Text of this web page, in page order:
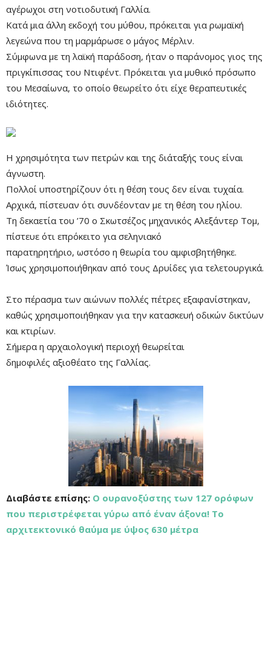
αγέρωχοι στη νοτιοδυτική Γαλλία.
Κατά μια άλλη εκδοχή του μύθου, πρόκειται για ρωμαϊκή
λεγεώνα που τη μαρμάρωσε ο μάγος Μέρλιν.
Σύμφωνα με τη λαϊκή παράδοση, ήταν ο παράνομος γιος της
πριγκίπισσας του Ντιφέντ. Πρόκειται για μυθικό πρόσωπο
του Μεσαίωνα, το οποίο θεωρείτο ότι είχε θεραπευτικές
ιδιότητες.
Η χρησιμότητα των πετρών και της διάταξής τους είναι
άγνωστη.
Πολλοί υποστηρίζουν ότι η θέση τους δεν είναι τυχαία.
Αρχικά, πίστευαν ότι συνδέονταν με τη θέση του ηλίου.
Τη δεκαετία του ’70 ο Σκωτσέζος μηχανικός Αλεξάντερ Τομ,
πίστευε ότι επρόκειτο για σεληνιακό
παρατηρητήριο, ωστόσο η θεωρία του αμφισβητήθηκε.
Ίσως χρησιμοποιήθηκαν από τους Δρυίδες για τελετουργικά.
Στο πέρασμα των αιώνων πολλές πέτρες εξαφανίστηκαν,
καθώς χρησιμοποιήθηκαν για την κατασκευή οδικών δικτύων
και κτιρίων.
Σήμερα η αρχαιολογική περιοχή θεωρείται
δημοφιλές αξιοθέατο της Γαλλίας.
Διαβάστε επίσης: Ο ουρανοξύστης των 127 ορόφων
που περιστρέφεται γύρω από έναν άξονα! Το
αρχιτεκτονικό θαύμα με ύψος 630 μέτρα